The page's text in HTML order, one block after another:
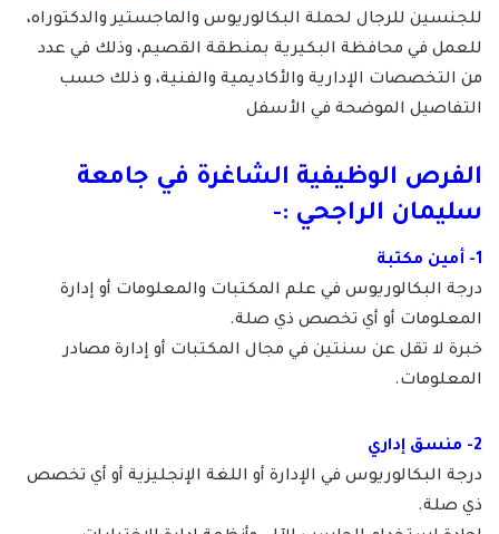
للجنسين للرجال لحملة البكالوريوس والماجستير والدكتوراه،
للعمل في محافظة البكيرية بمنطقة القصيم، وذلك في عدد
من التخصصات الإدارية والأكاديمية والفنية، و ذلك حسب
التفاصيل الموضحة في الأسفل
الفرص الوظيفية الشاغرة في جامعة
سليمان الراجحي :-
1- أمين مكتبة
درجة البكالوريوس في علم المكتبات والمعلومات أو إدارة
المعلومات أو أي تخصص ذي صلة.
خبرة لا تقل عن سنتين في مجال المكتبات أو إدارة مصادر
المعلومات.
2- منسق إداري
درجة البكالوريوس في الإدارة أو اللغة الإنجليزية أو أي تخصص
ذي صلة.